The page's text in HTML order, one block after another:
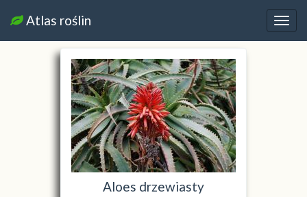
Atlas roślin
Aloes drzewiasty